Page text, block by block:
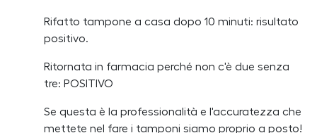
Rifatto tampone a casa dopo 10 minuti: risultato
positivo.
Ritornata in farmacia perché non c'è due senza
tre: POSITIVO
Se questa è la professionalità e l'accuratezza che
mettete nel fare i tamponi siamo proprio a posto!